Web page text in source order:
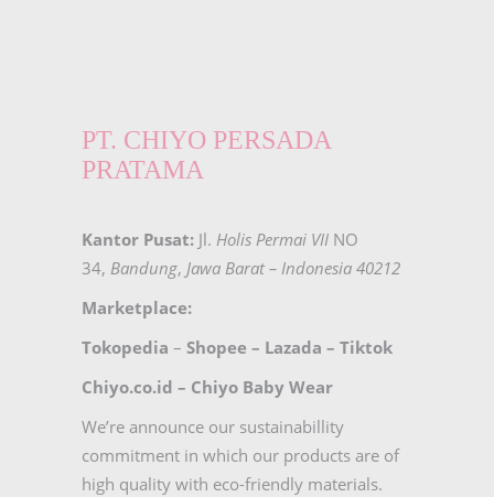
PT. CHIYO PERSADA
PRATAMA
Kantor Pusat: Jl. Holis Permai VII NO
34, Bandung, Jawa Barat – Indonesia 40212
Marketplace:
Tokopedia – Shopee – Lazada – Tiktok
Chiyo.co.id – Chiyo Baby Wear
We’re announce our sustainabillity
commitment in which our products are of
high quality with eco-friendly materials.